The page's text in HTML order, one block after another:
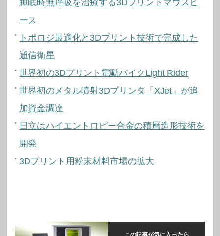
睡眠時無呼吸を治療する3Dプリントマウスピ
ース
トポロジ最適化と3Dプリント技術で完成した
通信衛星
世界初の3Dプリント電動バイクLight Rider
世界初のメタル噴射3Dプリンタ「XJet」が追
加資金調達
日立はハイエントロピー合金の積層造形技術を
開発
3Dプリント用粉末材料市場の拡大